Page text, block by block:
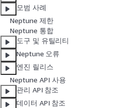
모범 사례
Neptune 제한
Neptune 통합
도구 및 유틸리티
Neptune 오류
엔진 릴리스
Neptune API 사용
관리 API 참조
데이터 API 참조